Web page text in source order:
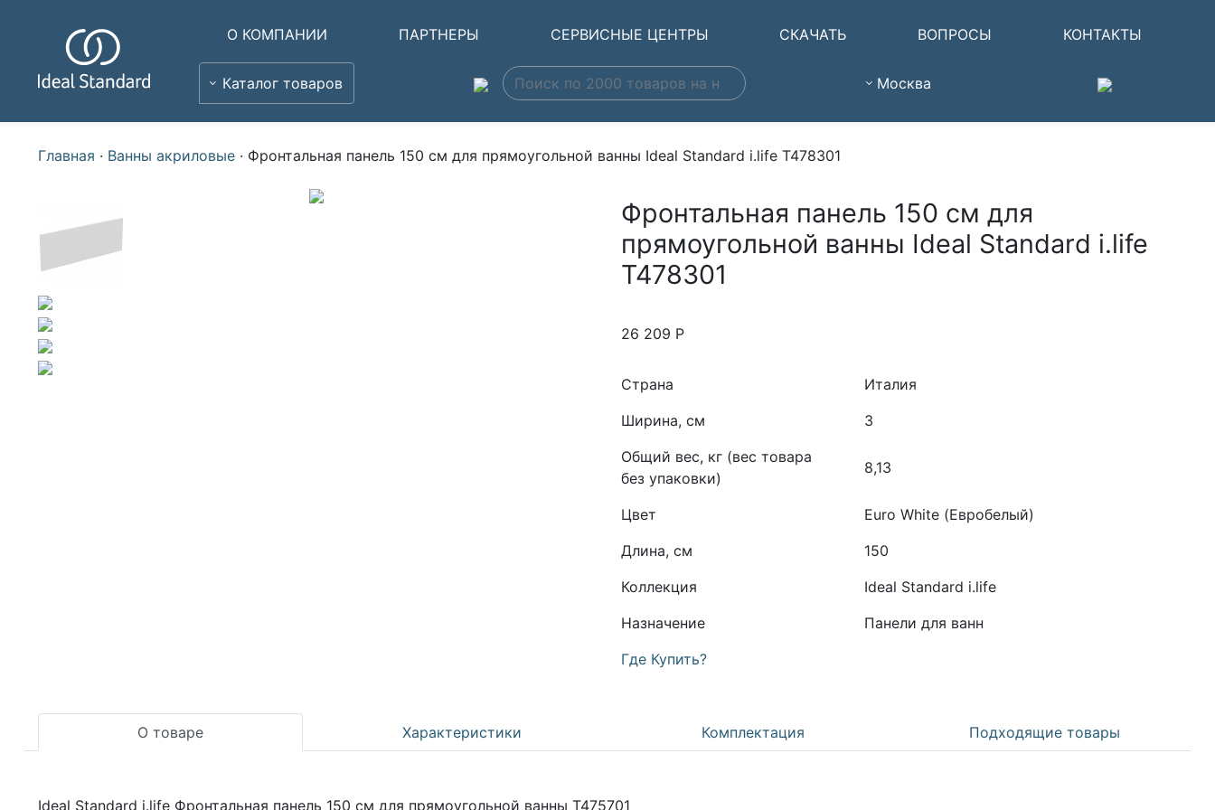
О КОМПАНИИ ПАРТНЕРЫ СЕРВИСНЫЕ ЦЕНТРЫ СКАЧАТЬ ВОПРОСЫ КОНТАКТЫ
Каталог товаров Москва
Главная · Ванны акриловые · Фронтальная панель 150 см для прямоугольной ванны Ideal Standard i.life T478301
Фронтальная панель 150 см для
прямоугольной ванны Ideal Standard i.life
T478301
26 209 Р
Страна
Италия
Ширина, см
3
Общий вес, кг (вес товара
без упаковки)
8,13
Цвет
Euro White (Евробелый)
Длина, см
150
Коллекция
Ideal Standard i.life
Назначение
Панели для ванн
Где Купить?
О товаре Характеристики Комплектация Подходящие товары
Ideal Standard i.life Фронтальная панель 150 см для прямоугольной ванны T475701